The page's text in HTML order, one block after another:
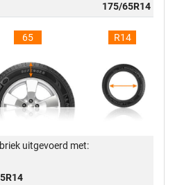
175/65R14
65 R14
uitgevoerd met: